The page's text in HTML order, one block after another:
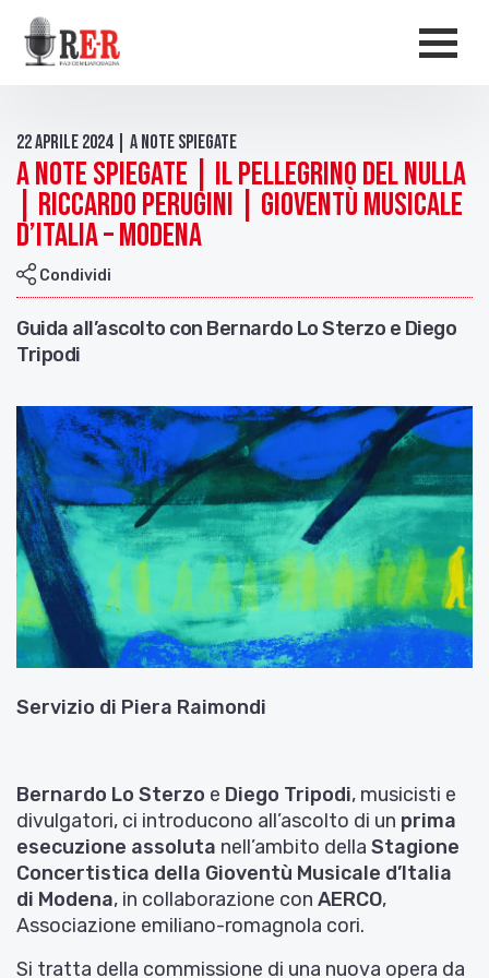
Salta al contenuto principale
22 Aprile 2024 | A Note Spiegate
A Note Spiegate | Il pellegrino del nulla
| Riccardo Perugini | Gioventù Musicale
d’Italia – Modena
Condividi
Guida all’ascolto con Bernardo Lo Sterzo e Diego
Tripodi
Servizio di Piera Raimondi
Bernardo Lo Sterzo e Diego Tripodi, musicisti e
divulgatori, ci introducono all’ascolto di un prima
esecuzione assoluta nell’ambito della Stagione
Concertistica della Gioventù Musicale d’Italia
di Modena, in collaborazione con AERCO,
Associazione emiliano-romagnola cori.
Si tratta della commissione di una nuova opera da